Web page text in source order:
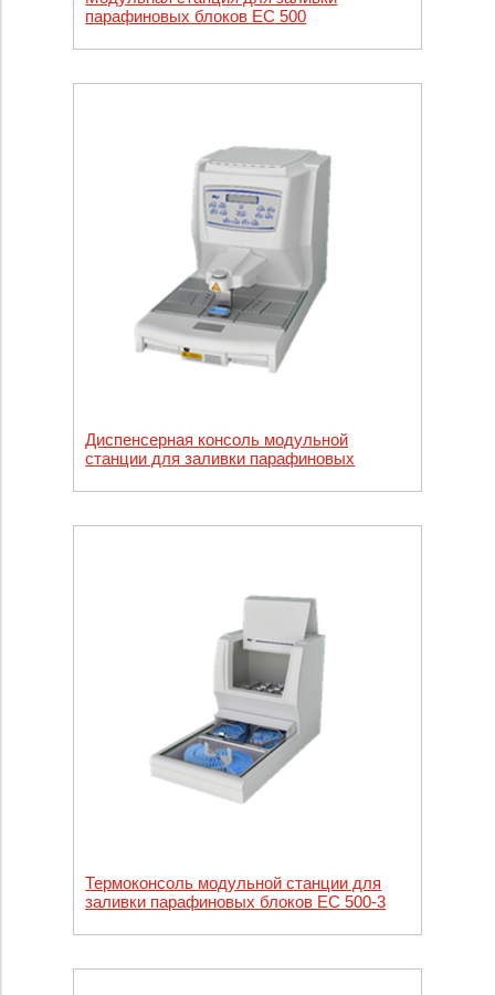
парафиновых блоков EC 500
Диспенсерная консоль модульной
станции для заливки парафиновых
Термоконсоль модульной станции для
заливки парафиновых блоков EC 500-3